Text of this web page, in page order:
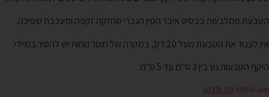
הטבעת מתלבשת בבסיס איבר המין הגברי מחזקת זקפה ומעכבת שפיכה.
אין לענוד את הטבעת מעל 20 דק', במקרה של חוסר נוחות יש להסיר במיידי.
היקף הטבעות נע בין 3 ס"מ עד 5 ס"מ.
₪39.00